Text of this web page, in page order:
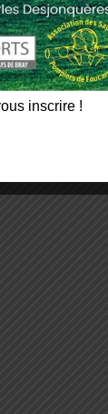
inscrire !